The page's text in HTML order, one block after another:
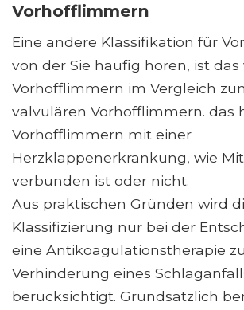
Vorhofflimmern
Eine andere Klassifikation für
von der Sie häufig hören, ist das
Vorhofflimmern im Vergleich
valvulären Vorhofflimmern. das
Vorhofflimmern mit einer
Herzklappenerkrankung, wie
verbunden ist oder nicht.
Aus praktischen Gründen wird
Klassifizierung nur bei der
eine Antikoagulationstherapie
Verhinderung eines
berücksichtigt. Grundsätzlich